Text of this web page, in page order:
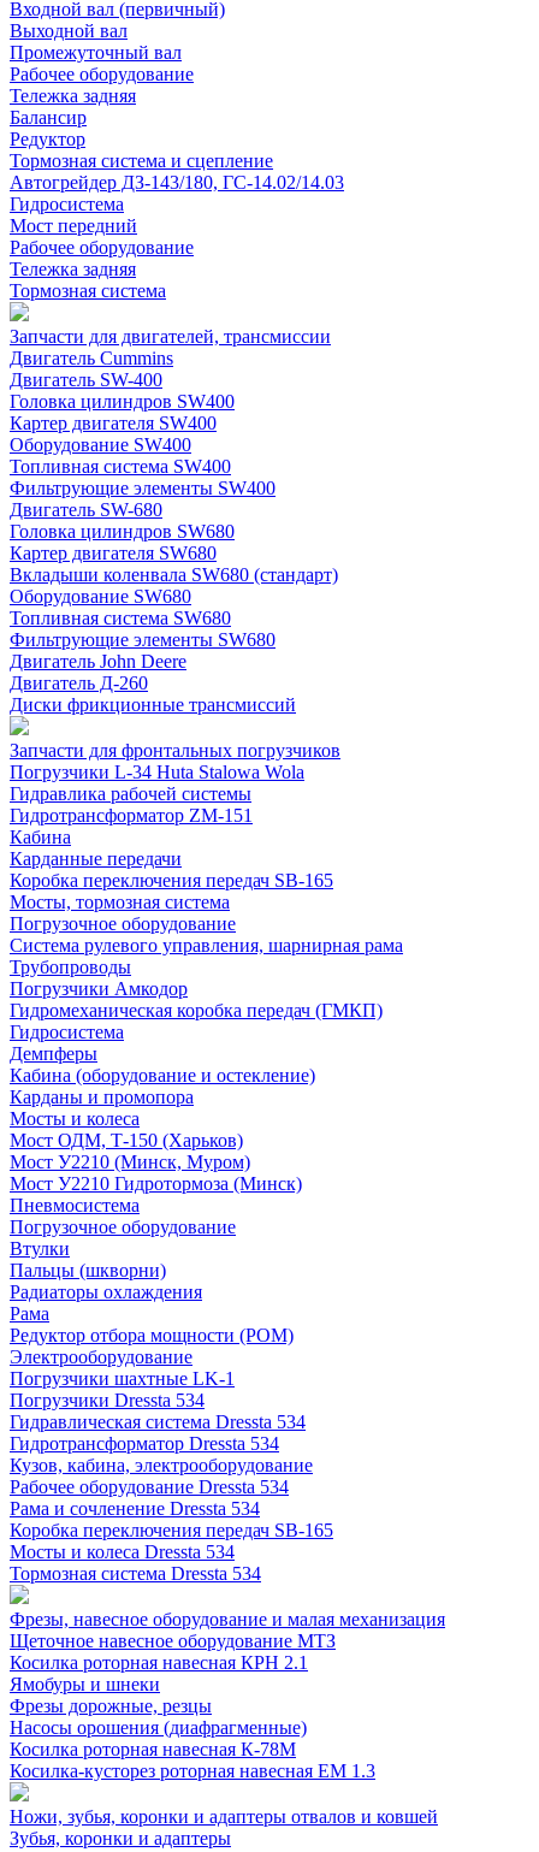
Входной вал (первичный)
Выходной вал
Промежуточный вал
Рабочее оборудование
Тележка задняя
Балансир
Редуктор
Тормозная система и сцепление
Автогрейдер ДЗ-143/180, ГС-14.02/14.03
Гидросистема
Мост передний
Рабочее оборудование
Тележка задняя
Тормозная система
Запчасти для двигателей, трансмиссии
Двигатель Cummins
Двигатель SW-400
Головка цилиндров SW400
Картер двигателя SW400
Оборудование SW400
Топливная система SW400
Фильтрующие элементы SW400
Двигатель SW-680
Головка цилиндров SW680
Картер двигателя SW680
Вкладыши коленвала SW680 (стандарт)
Оборудование SW680
Топливная система SW680
Фильтрующие элементы SW680
Двигатель John Deere
Двигатель Д-260
Диски фрикционные трансмиссий
Запчасти для фронтальных погрузчиков
Погрузчики L-34 Huta Stalowa Wola
Гидравлика рабочей системы
Гидротрансформатор ZM-151
Кабина
Карданные передачи
Коробка переключения передач SB-165
Мосты, тормозная система
Погрузочное оборудование
Система рулевого управления, шарнирная рама
Трубопроводы
Погрузчики Амкодор
Гидромеханическая коробка передач (ГМКП)
Гидросистема
Демпферы
Кабина (оборудование и остекление)
Карданы и промопора
Мосты и колеса
Мост ОДМ, Т-150 (Харьков)
Мост У2210 (Минск, Муром)
Мост У2210 Гидротормоза (Минск)
Пневмосистема
Погрузочное оборудование
Втулки
Пальцы (шкворни)
Радиаторы охлаждения
Рама
Редуктор отбора мощности (РОМ)
Электрооборудование
Погрузчики шахтные LK-1
Погрузчики Dressta 534
Гидравлическая система Dressta 534
Гидротрансформатор Dressta 534
Кузов, кабина, электрооборудование
Рабочее оборудование Dressta 534
Рама и сочленение Dressta 534
Коробка переключения передач SB-165
Мосты и колеса Dressta 534
Тормозная система Dressta 534
Фрезы, навесное оборудование и малая механизация
Щеточное навесное оборудование МТЗ
Косилка роторная навесная КРН 2.1
Ямобуры и шнеки
Фрезы дорожные, резцы
Насосы орошения (диафрагменные)
Косилка роторная навесная К-78М
Косилка-кусторез роторная навесная ЕМ 1.3
Ножи, зубья, коронки и адаптеры отвалов и ковшей
Зубья, коронки и адаптеры